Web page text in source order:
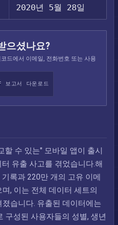
2020년 5월 28일
으셨나요?
드에서 이메일, 전화번호 또는 사용
보고서 다운로드
할 수 있는" 모바일 앱이 출시
유출 사고를 겪었습니다.해
록과 220만 개의 고유 이메
, 이는 전체 데이터 세트의
습니다. 유출된 데이터에는
구성된 사용자들의 성별, 생년